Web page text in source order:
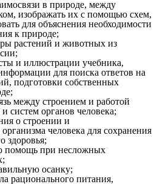
в природе, между
изображать их с помощью схем,
для объяснения необходимости
к природе;
растений и животных из
и иллюстрации учебника,
для поиска ответов на
подготовки собственных
между строением и работой
систем органов человека;
о строении и
человека для сохранения
здоровья;
помощь при несложных
осанку;
рационального питания,